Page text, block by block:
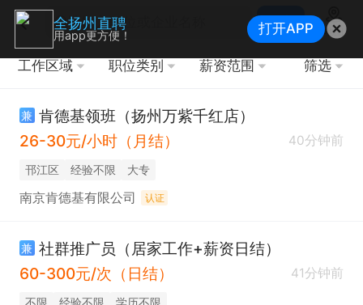
搜索
地图
工作区域 职位类别 薪资范围 筛选
兼 肯德基领班（扬州万紫千红店）
26-30元/小时（月结）
40分钟前
邗江区 经验不限 大专
南京肯德基有限公司 认证
兼 社群推广员（居家工作+薪资日结）
60-300元/次（日结）
41分钟前
不限 经验不限 学历不限
全扬州直聘
用app更方便！ 打开APP